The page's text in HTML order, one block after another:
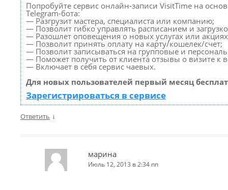
Попробуйте сервис онлайн-записи VisitTime на
Telegram-бота:
— Разгрузит мастера, специалиста или компанию;
— Позволит гибко управлять расписанием и
— Разошлет оповещения о новых услугах или
— Позволит принять оплату на карту/кошелек/счет;
— Позволит записываться на групповые и
— Поможет получить от клиента отзывы о визите к
— Включает в себя сервис чаевых.
Для новых пользователей первый месяц
Зарегистрироваться в сервисе
Ответить ↓
марина
Июль 12, 2013 в 2:34 пп